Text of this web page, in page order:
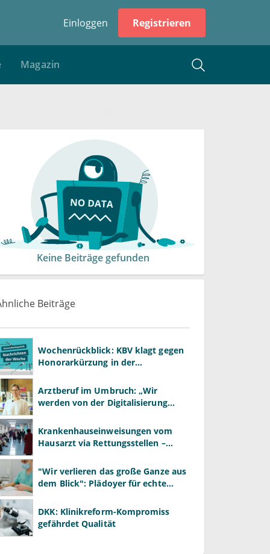
Einloggen Registrieren
Magazin
Keine Beiträge gefunden
Beiträge
Wochenrückblick: KBV klagt gegen
Honorarkürzung in der
Arztberuf im Umbruch: „Wir
werden von der Digitalisierung
wir wollen"
Krankenhauseinweisungen vom
Hausarzt via Rettungsstellen –
"Wir verlieren das große Ganze aus
dem Blick": Plädoyer für echte
DKK: Klinikreform-Kompromiss
gefährdet Qualität